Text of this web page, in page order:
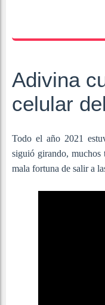
Adivina
celular
Todo el año 2021
siguió girando, muchos
mala fortuna de salir a